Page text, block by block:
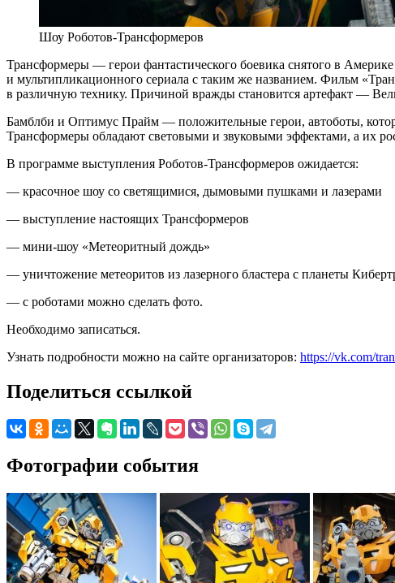
Шоу Роботов-Трансформеров
Трансформеры — герои фантастического боевика снятого в
и мультипликационного сериала с таким же названием. Фильм
в различную технику. Причиной вражды становится артефакт —
Бамблби и Оптимус Прайм — положительные герои, автоботы,
Трансформеры обладают световыми и звуковыми эффектами, а их
В программе выступления Роботов-Трансформеров ожидается:
— красочное шоу со светящимися, дымовыми пушками и лазерами
— выступление настоящих Трансформеров
— мини-шоу «Метеоритный дождь»
— уничтожение метеоритов из лазерного бластера с планеты
— с роботами можно сделать фото.
Необходимо записаться.
Узнать подробности можно на сайте организаторов: https://vk.com/
Поделиться ссылкой
Фотографии события